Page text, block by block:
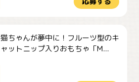
猫ちゃんが夢中に！フルーツ型のキ
ャットニップ入りおもちゃ「M...